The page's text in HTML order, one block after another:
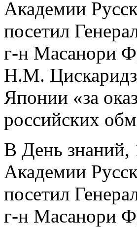
Академии
посетил
г-н Масанори
Н.М.
Японии «за
российских
В День знаний,
Академии
посетил
г-н Масанори